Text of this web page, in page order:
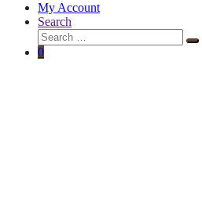
My Account
Search
Search
for:
0